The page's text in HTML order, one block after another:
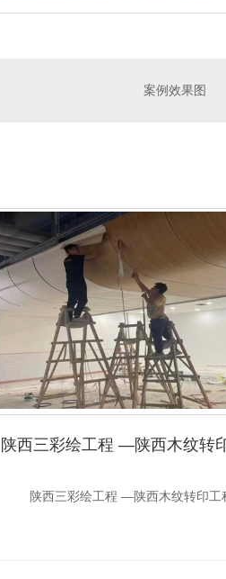
案例效果图
陕西三彩绘工程 —陕西木纹转
陕西三彩绘工程 —陕西木纹转印工